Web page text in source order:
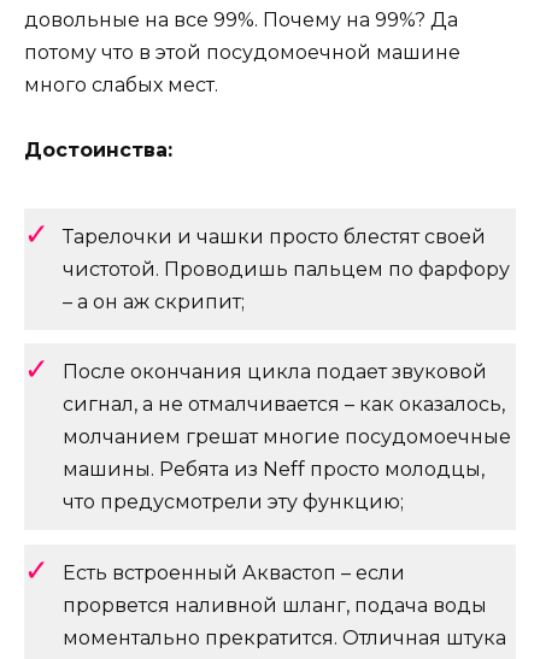
довольные на все 99%. Почему на 99%? Да
потому что в этой посудомоечной машине
много слабых мест.
Достоинства:
Тарелочки и чашки просто блестят своей
чистотой. Проводишь пальцем по фарфору
– а он аж скрипит;
После окончания цикла подает звуковой
сигнал, а не отмалчивается – как оказалось,
молчанием грешат многие посудомоечные
машины. Ребята из Neff просто молодцы,
что предусмотрели эту функцию;
Есть встроенный Аквастоп – если
прорвется наливной шланг, подача воды
моментально прекратится. Отличная штука